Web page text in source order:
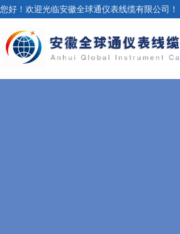
您好！欢迎光临安徽全球通仪表线缆有限公司！